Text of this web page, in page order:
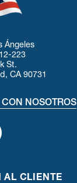
Ángeles
223
St.
CA 90731
NOSOTROS
AL CLIENTE